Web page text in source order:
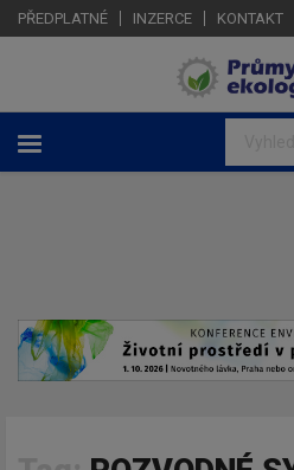
PŘEDPLATNÉ INZERCE KONTAKT